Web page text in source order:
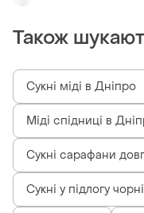
Також